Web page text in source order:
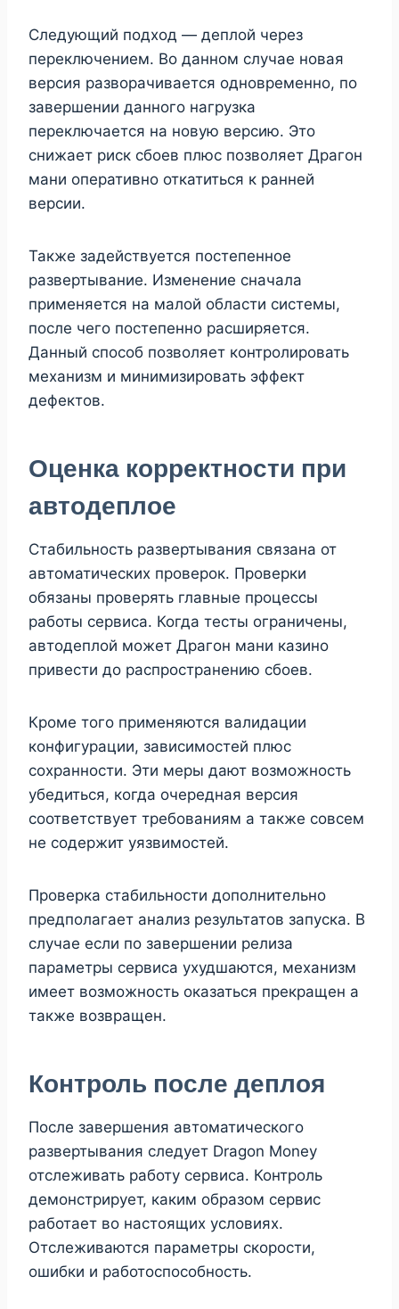
Следующий подход — деплой через
переключением. Во данном случае новая
версия разворачивается одновременно, по
завершении данного нагрузка
переключается на новую версию. Это
снижает риск сбоев плюс позволяет Драгон
мани оперативно откатиться к ранней
версии.
Также задействуется постепенное
развертывание. Изменение сначала
применяется на малой области системы,
после чего постепенно расширяется.
Данный способ позволяет контролировать
механизм и минимизировать эффект
дефектов.
Оценка корректности при
автодеплое
Стабильность развертывания связана от
автоматических проверок. Проверки
обязаны проверять главные процессы
работы сервиса. Когда тесты ограничены,
автодеплой может Драгон мани казино
привести до распространению сбоев.
Кроме того применяются валидации
конфигурации, зависимостей плюс
сохранности. Эти меры дают возможность
убедиться, когда очередная версия
соответствует требованиям а также совсем
не содержит уязвимостей.
Проверка стабильности дополнительно
предполагает анализ результатов запуска. В
случае если по завершении релиза
параметры сервиса ухудшаются, механизм
имеет возможность оказаться прекращен а
также возвращен.
Контроль после деплоя
После завершения автоматического
развертывания следует Dragon Money
отслеживать работу сервиса. Контроль
демонстрирует, каким образом сервис
работает во настоящих условиях.
Отслеживаются параметры скорости,
ошибки и работоспособность.